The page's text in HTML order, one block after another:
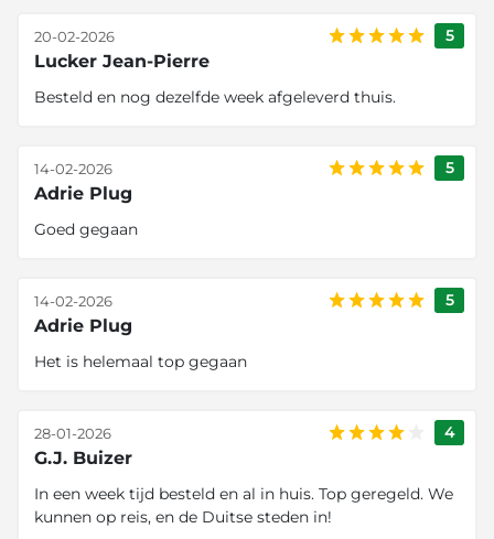
5
Lucker Jean-Pierre
20-02-2026
Besteld en nog dezelfde week afgeleverd thuis.
5
Adrie Plug
14-02-2026
Goed gegaan
5
Adrie Plug
14-02-2026
Het is helemaal top gegaan
4
G.J. Buizer
28-01-2026
In een week tijd besteld en al in huis. Top geregeld. We
kunnen op reis, en de Duitse steden in!